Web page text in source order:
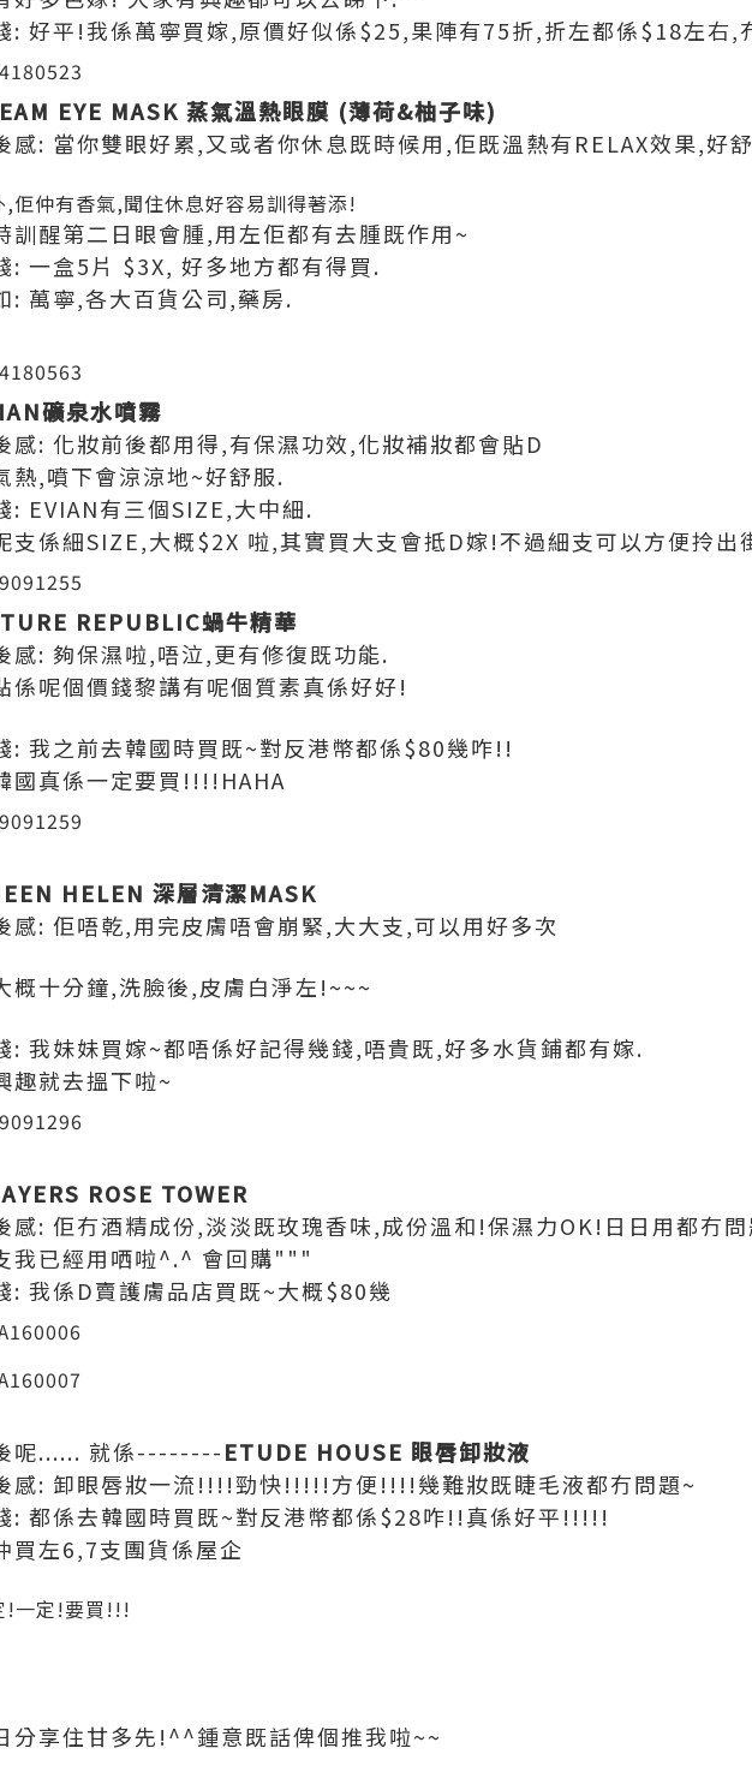
: 好平!我係萬寧買嫁,原價好似係$25,果陣有75折,折左都係$18左右,
EYE MASK 蒸氣溫熱眼膜 (薄荷&柚子味)
感: 當你雙眼好累,又或者你休息既時候用,佢既溫熱有RELAX效果,好
,佢仲有香氣,聞住休息好容易訓得著添!
訓醒第二日眼會腫,用左佢都有去腫既作用~
: 一盒5片 $3X, 好多地方都有得買.
: 萬寧,各大百貨公司,藥房.
礦泉水噴霧
感: 化妝前後都用得,有保濕功效,化妝補妝都會貼D
熱,噴下會涼涼地~好舒服.
: EVIAN有三個SIZE,大中細.
支係細SIZE,大概$2X 啦,其實買大支會抵D嫁!不過細支可以方便拎出
REPUBLIC蝸牛精華
感: 夠保濕啦,唔泣,更有修復既功能.
係呢個價錢黎講有呢個質素真係好好!
: 我之前去韓國時買既~對反港幣都係$80幾咋!!
國真係一定要買!!!!HAHA
HELEN 深層清潔MASK
感: 佢唔乾,用完皮膚唔會崩緊,大大支,可以用好多次
概十分鐘,洗臉後,皮膚白淨左!~~~
: 我妹妹買嫁~都唔係好記得幾錢,唔貴既,好多水貨鋪都有嫁.
趣就去搵下啦~
ROSE TOWER
感: 佢冇酒精成份,淡淡既玫瑰香味,成份溫和!保濕力OK!日日用都冇
我已經用哂啦^.^ 會回購"""
: 我係D賣護膚品店買既~大概$80幾
呢...... 就係--------ETUDE HOUSE 眼唇卸妝液
感: 卸眼唇妝一流!!!!勁快!!!!!方便!!!!幾難妝既睫毛液都冇問題~
: 都係去韓國時買既~對反港幣都係$28咋!!真係好平!!!!!
買左6,7支團貨係屋企
!一定!要買!!!
分享住甘多先!^^鍾意既話俾個推我啦~~